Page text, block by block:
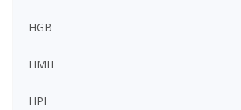
HGB
HMII
HPI